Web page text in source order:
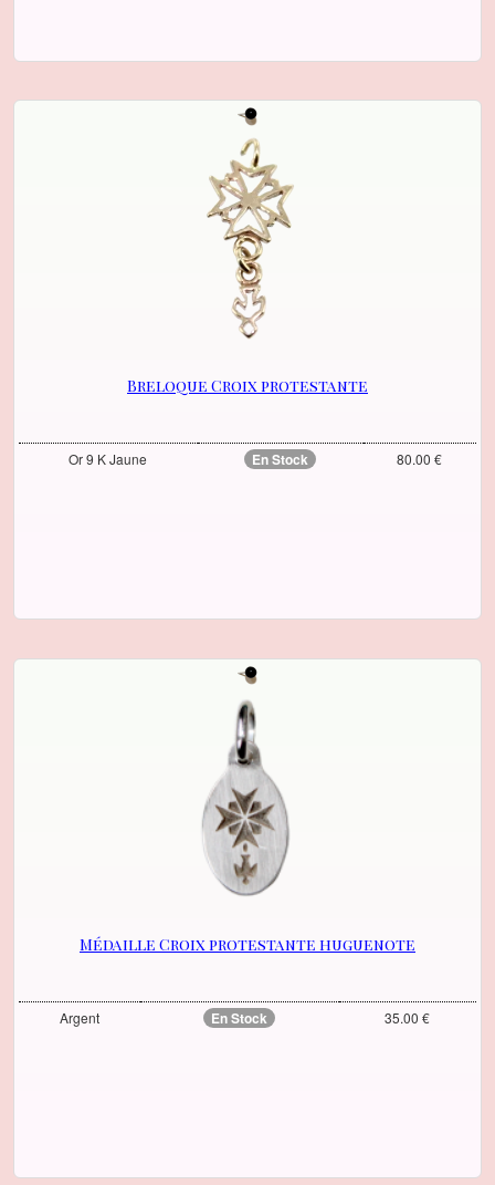
Breloque Croix protestante
Or 9 K Jaune En Stock 80.00 €
Médaille Croix protestante huguenote
Argent En Stock 35.00 €